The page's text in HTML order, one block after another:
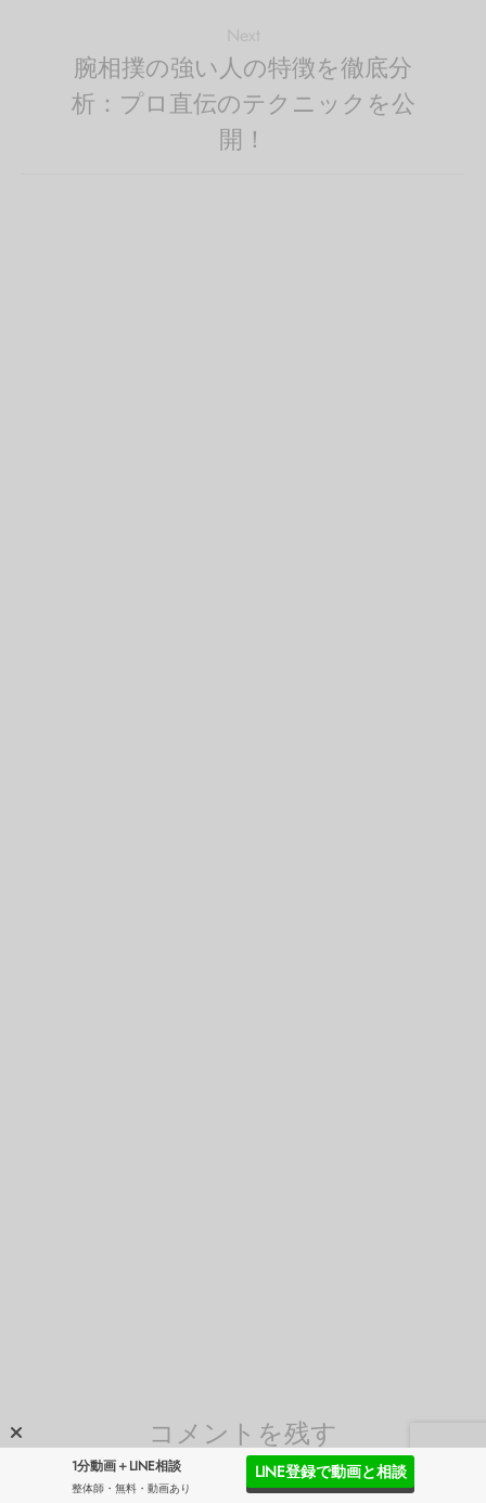
Next
腕相撲の強い人の特徴を徹底分
析：プロ直伝のテクニックを公
開！
コメントを残す
メールアドレスが公開されることはありません。
1分動画＋LINE相談
整体師・無料・動画あり
LINE登録で動画と相談